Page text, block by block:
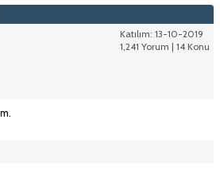
Katılım: 13-10-2019
1,241 Yorum | 14 Konu